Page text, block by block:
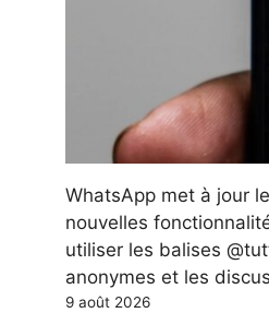
WhatsApp met à jour
nouvelles
utiliser les balises
anonymes et les
9 août 2026